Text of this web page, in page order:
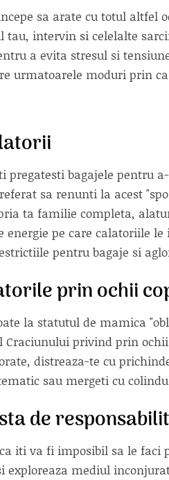
sa arate cu totul altfel
tau, intervin si celelalte
a evita stresul si
urmatoarele moduri prin
pregatesti bagajele pentru
sa renunti la acest
ta familie completa,
energie pe care calatoriile
pentru bagaje si
prin ochii
la statutul de mamica
Craciunului privind prin
distreaza-te cu
sau mergeti cu
de
iti va fi imposibil sa le
exploreaza mediul